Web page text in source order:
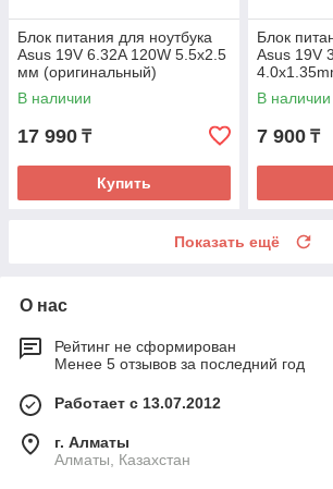
Блок питания для ноутбука
Asus 19V 6.32A 120W 5.5x2.5
мм (оригинальный)
В наличии
17 990 ₸
Купить
Блок
Asus 19V
В наличии
7 900 ₸
Показать ещё
О нас
Рейтинг не сформирован
Менее 5 отзывов за последний год
Работает с 13.07.2012
г. Алматы
Алматы, Казахстан